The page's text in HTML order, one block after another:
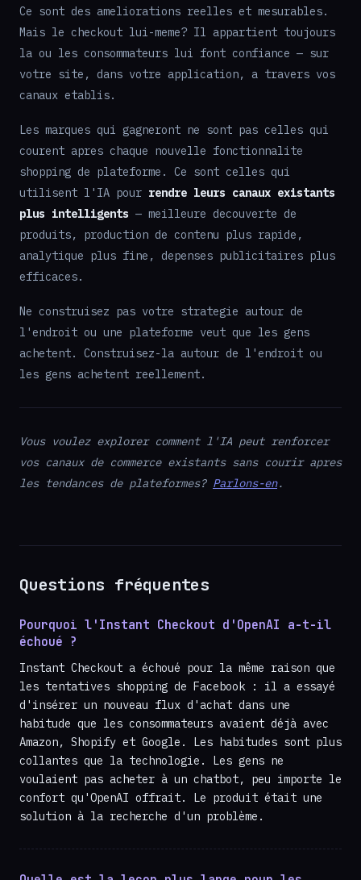
Ce sont des ameliorations reelles et mesurables.
Mais le checkout lui-meme? Il appartient toujours
la ou les consommateurs lui font confiance — sur
votre site, dans votre application, a travers vos
canaux etablis.
Les marques qui gagneront ne sont pas celles qui
courent apres chaque nouvelle fonctionnalite
shopping de plateforme. Ce sont celles qui
utilisent l'IA pour rendre leurs canaux existants
plus intelligents — meilleure decouverte de
produits, production de contenu plus rapide,
analytique plus fine, depenses publicitaires plus
efficaces.
Ne construisez pas votre strategie autour de
l'endroit ou une plateforme veut que les gens
achetent. Construisez-la autour de l'endroit ou
les gens achetent reellement.
Vous voulez explorer comment l'IA peut renforcer
vos canaux de commerce existants sans courir apres
les tendances de plateformes? Parlons-en.
Questions fréquentes
Pourquoi l'Instant Checkout d'OpenAI a-t-il
échoué ?
Instant Checkout a échoué pour la même raison que
les tentatives shopping de Facebook : il a essayé
d'insérer un nouveau flux d'achat dans une
habitude que les consommateurs avaient déjà avec
Amazon, Shopify et Google. Les habitudes sont plus
collantes que la technologie. Les gens ne
voulaient pas acheter à un chatbot, peu importe le
confort qu'OpenAI offrait. Le produit était une
solution à la recherche d'un problème.